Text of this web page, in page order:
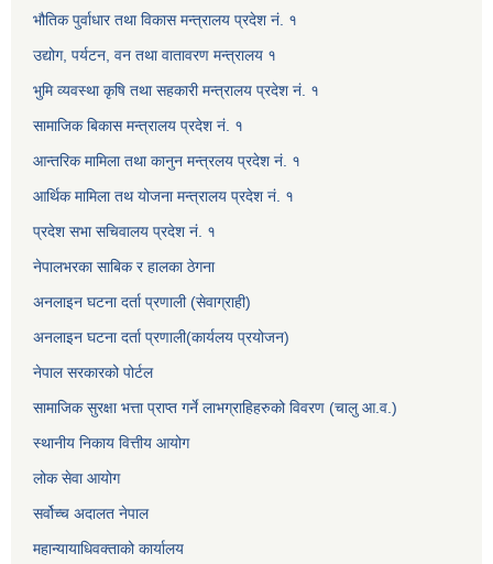
भौतिक पुर्वाधार तथा विकास मन्त्रालय प्रदेश नं. १
उद्योग, पर्यटन, वन तथा वातावरण मन्त्रालय १
भुमि व्यवस्था कृषि तथा सहकारी मन्त्रालय प्रदेश नं. १
सामाजिक बिकास मन्त्रालय प्रदेश नं. १
आन्तरिक मामिला तथा कानुन मन्त्रलय प्रदेश नं. १
आर्थिक मामिला तथ योजना मन्त्रालय प्रदेश नं. १
प्रदेश सभा सचिवालय प्रदेश नं. १
नेपालभरका साबिक र हालका ठेगना
अनलाइन घटना दर्ता प्रणाली (सेवाग्राही)
अनलाइन घटना दर्ता प्रणाली(कार्यलय प्रयोजन)
नेपाल सरकारको पोर्टल
सामाजिक सुरक्षा भत्ता प्राप्त गर्ने लाभग्राहिहरुको विवरण (चालु आ.व.)
स्थानीय निकाय वित्तीय आयोग
लोक सेवा आयोग
सर्वोच्च अदालत नेपाल
महान्यायाधिवक्ताको कार्यालय